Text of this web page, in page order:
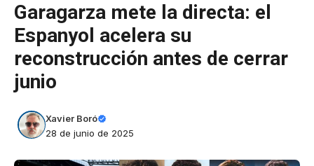
Garagarza mete la directa: el
Espanyol acelera su
reconstrucción antes de cerrar
junio
Xavier Boró
28 de junio de 2025